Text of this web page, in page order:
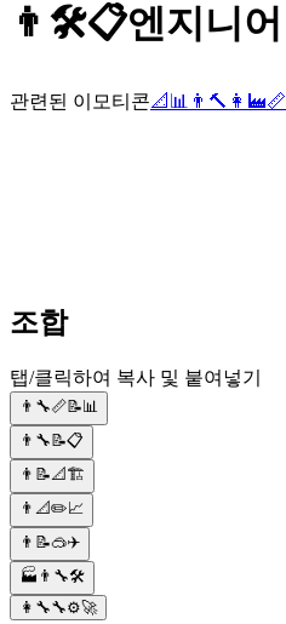
👨🛠📋엔지니어
관련된 이모티콘📐 📊 👨 🔨 👩‍🏭📏
조합
탭/클릭하여 복사 및 붙여넣기
👨‍🔧📏📝📊
👨‍🔧📝📋
👨📝📐🏗
👨📐✏️📈
👨📝🥽✈️
🏭👨‍🔧🛠
👩‍🔧🔧⚙️🚀